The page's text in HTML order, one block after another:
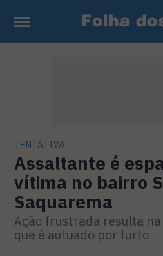
TENTATIVA
Assaltante é
vítima no bairro
Saquarema
Ação frustrada resulta
que é autuado por furto